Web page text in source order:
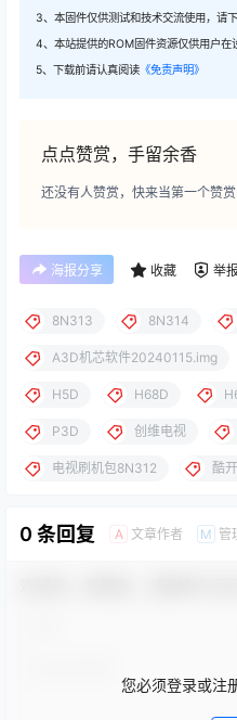
3、本固件仅供测试和技术交流使用，请
4、本站提供的ROM固件资源仅供用户在
5、下载前请认真阅读 《免责声明》
点点赞赏，手留余香
还没有人赞赏，快来当第一个赞赏
海报分享 收藏 举报
8N313 8N314
A3D机芯软件20240115.img
H5D H68D
P3D 创维电视
电视刷机包8N312 酷
0 条回复 A 文章作者 M 管
您必须登录或注